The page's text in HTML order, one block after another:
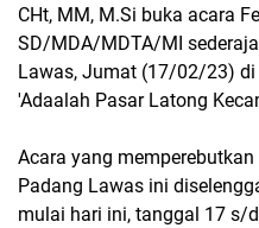
CHt, MM, M.Si buka acara
SD/MDA/MDTA/MI
Lawas, Jumat (17/02/23) di
'Adaalah Pasar Latong
Acara yang
Padang Lawas ini
mulai hari ini, tanggal 17 s/